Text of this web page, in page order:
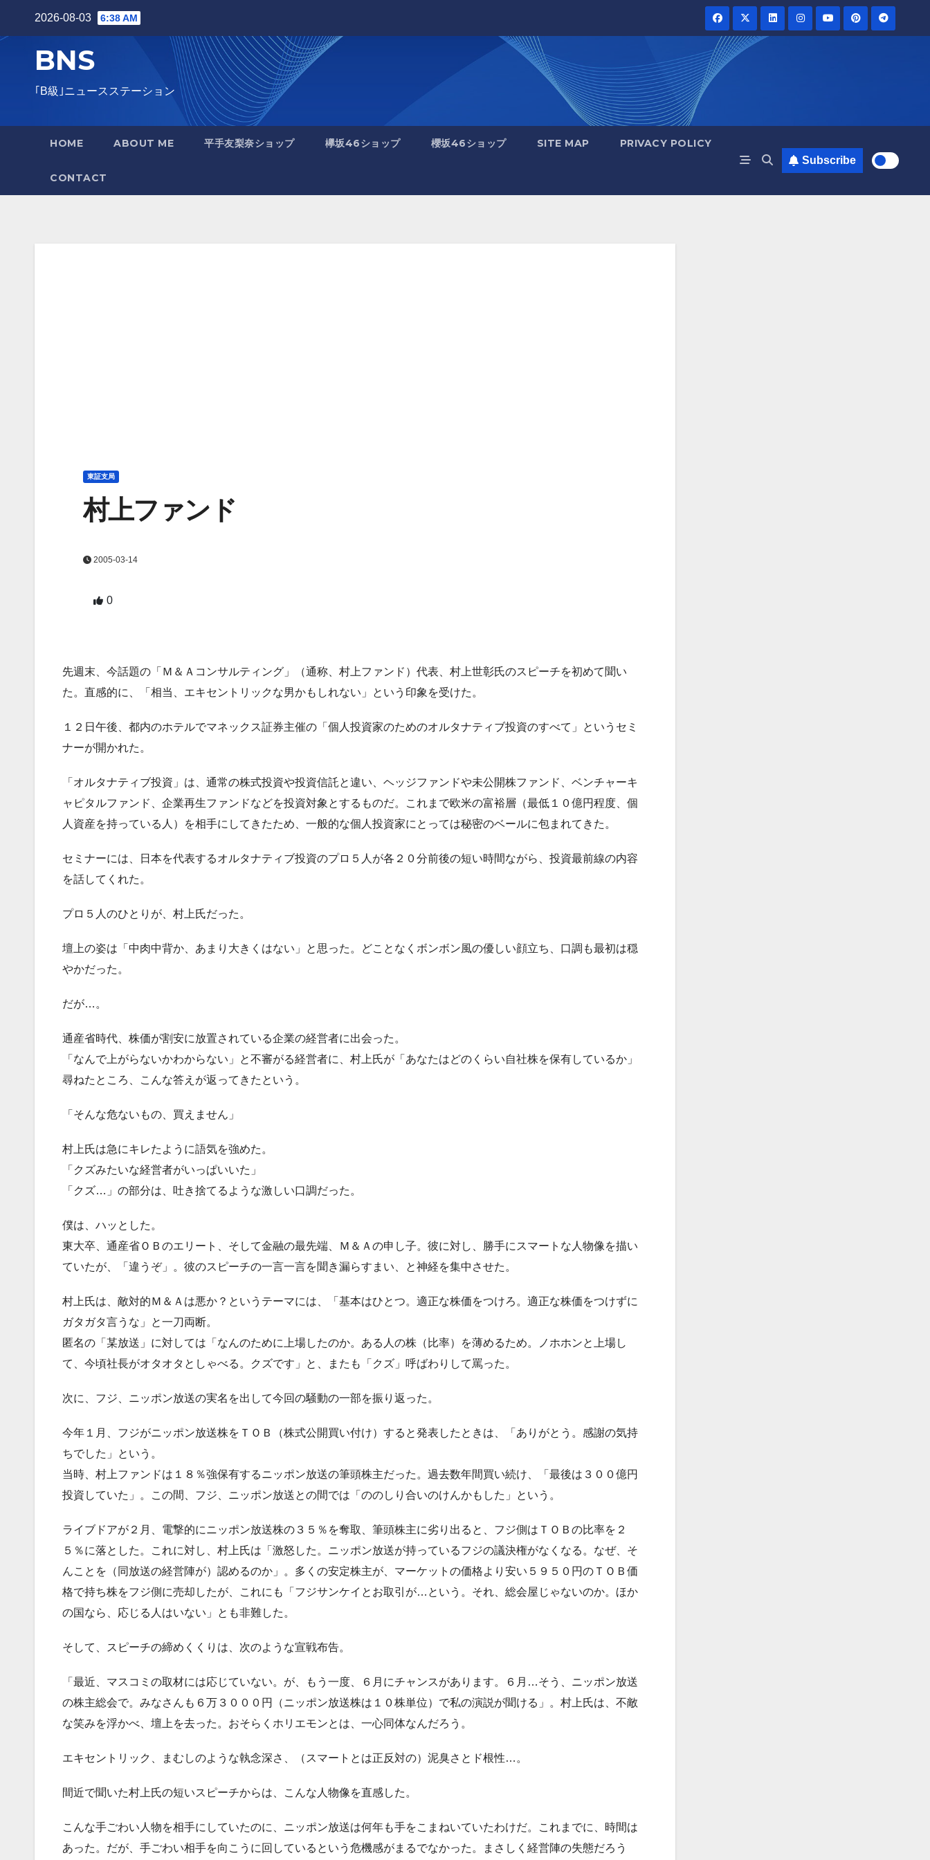
2026-08-03 6:38 AM
BNS
｢B級｣ニュースステーション
HOME ABOUT ME 平手友梨奈ショップ 欅坂46ショップ 櫻坂46ショップ SITE MAP PRIVACY POLICY
CONTACT
Subscribe
東証支局
村上ファンド
2005-03-14
0
先週末、今話題の「Ｍ＆Ａコンサルティング」（通称、村上ファンド）代表、村上世彰氏のスピーチを初めて聞い
た。直感的に、「相当、エキセントリックな男かもしれない」という印象を受けた。
１２日午後、都内のホテルでマネックス証券主催の「個人投資家のためのオルタナティブ投資のすべて」というセミ
ナーが開かれた。
「オルタナティブ投資」は、通常の株式投資や投資信託と違い、ヘッジファンドや未公開株ファンド、ベンチャーキ
ャピタルファンド、企業再生ファンドなどを投資対象とするものだ。これまで欧米の富裕層（最低１０億円程度、個
人資産を持っている人）を相手にしてきたため、一般的な個人投資家にとっては秘密のベールに包まれてきた。
セミナーには、日本を代表するオルタナティブ投資のプロ５人が各２０分前後の短い時間ながら、投資最前線の内容
を話してくれた。
プロ５人のひとりが、村上氏だった。
壇上の姿は「中肉中背か、あまり大きくはない」と思った。どことなくボンボン風の優しい顔立ち、口調も最初は穏
やかだった。
だが…。
通産省時代、株価が割安に放置されている企業の経営者に出会った。
「なんで上がらないかわからない」と不審がる経営者に、村上氏が「あなたはどのくらい自社株を保有しているか」
尋ねたところ、こんな答えが返ってきたという。
「そんな危ないもの、買えません」
村上氏は急にキレたように語気を強めた。
「クズみたいな経営者がいっぱいいた」
「クズ…」の部分は、吐き捨てるような激しい口調だった。
僕は、ハッとした。
東大卒、通産省ＯＢのエリート、そして金融の最先端、Ｍ＆Ａの申し子。彼に対し、勝手にスマートな人物像を描い
ていたが、「違うぞ」。彼のスピーチの一言一言を聞き漏らすまい、と神経を集中させた。
村上氏は、敵対的Ｍ＆Ａは悪か？というテーマには、「基本はひとつ。適正な株価をつけろ。適正な株価をつけずに
ガタガタ言うな」と一刀両断。
匿名の「某放送」に対しては「なんのために上場したのか。ある人の株（比率）を薄めるため。ノホホンと上場し
て、今頃社長がオタオタとしゃべる。クズです」と、またも「クズ」呼ばわりして罵った。
次に、フジ、ニッポン放送の実名を出して今回の騒動の一部を振り返った。
今年１月、フジがニッポン放送株をＴＯＢ（株式公開買い付け）すると発表したときは、「ありがとう。感謝の気持
ちでした」という。
当時、村上ファンドは１８％強保有するニッポン放送の筆頭株主だった。過去数年間買い続け、「最後は３００億円
投資していた」。この間、フジ、ニッポン放送との間では「ののしり合いのけんかもした」という。
ライブドアが２月、電撃的にニッポン放送株の３５％を奪取、筆頭株主に劣り出ると、フジ側はＴＯＢの比率を２
５％に落とした。これに対し、村上氏は「激怒した。ニッポン放送が持っているフジの議決権がなくなる。なぜ、そ
んことを（同放送の経営陣が）認めるのか」。多くの安定株主が、マーケットの価格より安い５９５０円のＴＯＢ価
格で持ち株をフジ側に売却したが、これにも「フジサンケイとお取引が…という。それ、総会屋じゃないのか。ほか
の国なら、応じる人はいない」とも非難した。
そして、スピーチの締めくくりは、次のような宣戦布告。
「最近、マスコミの取材には応じていない。が、もう一度、６月にチャンスがあります。６月…そう、ニッポン放送
の株主総会で。みなさんも６万３０００円（ニッポン放送株は１０株単位）で私の演説が聞ける」。村上氏は、不敵
な笑みを浮かべ、壇上を去った。おそらくホリエモンとは、一心同体なんだろう。
エキセントリック、まむしのような執念深さ、（スマートとは正反対の）泥臭さとド根性…。
間近で聞いた村上氏の短いスピーチからは、こんな人物像を直感した。
こんな手ごわい人物を相手にしていたのに、ニッポン放送は何年も手をこまねいていたわけだ。これまでに、時間は
あった。だが、手ごわい相手を向こうに回しているという危機感がまるでなかった。まさしく経営陣の失態だろう